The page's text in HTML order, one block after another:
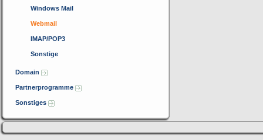
Windows Mail
Webmail
IMAP/POP3
Sonstige
Domain
Partnerprogramme
Sonstiges